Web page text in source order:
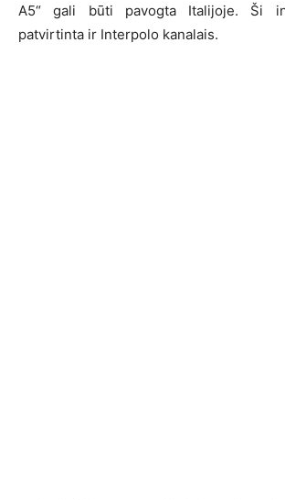
A5“ gali būti pavogta Italijoje. Ši
patvirtinta ir Interpolo kanalais.